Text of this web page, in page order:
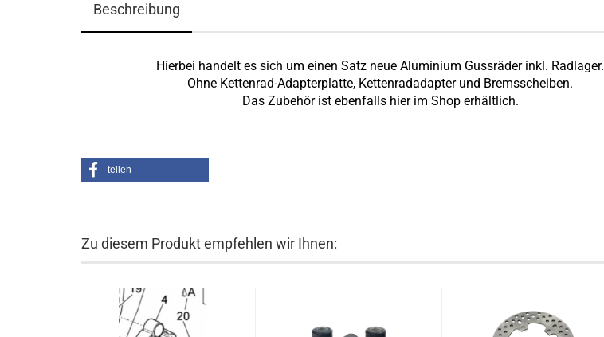
Beschreibung
Hierbei handelt es sich um einen Satz neue Aluminium Gussräder inkl. Radlager.
Ohne Kettenrad-Adapterplatte, Kettenradadapter und Bremsscheiben.
Das Zubehör ist ebenfalls hier im Shop erhältlich.
teilen
Zu diesem Produkt empfehlen wir Ihnen: